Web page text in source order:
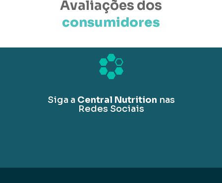
Avaliações dos
consumidores
Siga a Central Nutrition nas
Redes Sociais